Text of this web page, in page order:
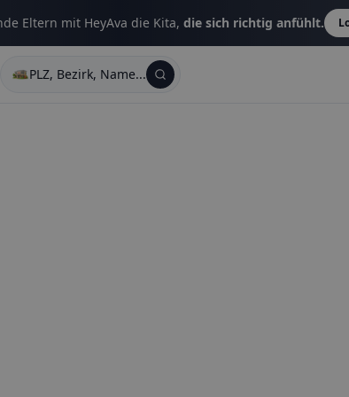
Eltern mit HeyAva die Kita, die sich richtig anfühlt.
PLZ, Bezirk, Name...